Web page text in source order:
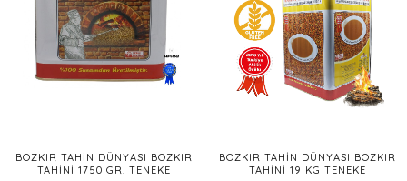
BOZKIR TAHIN DÜNYASI BOZKIR
TAHINI 1750 GR. TENEKE
BOZKIR TAHIN DÜNYASI BOZKIR
TAHINI 19 KG TENEKE